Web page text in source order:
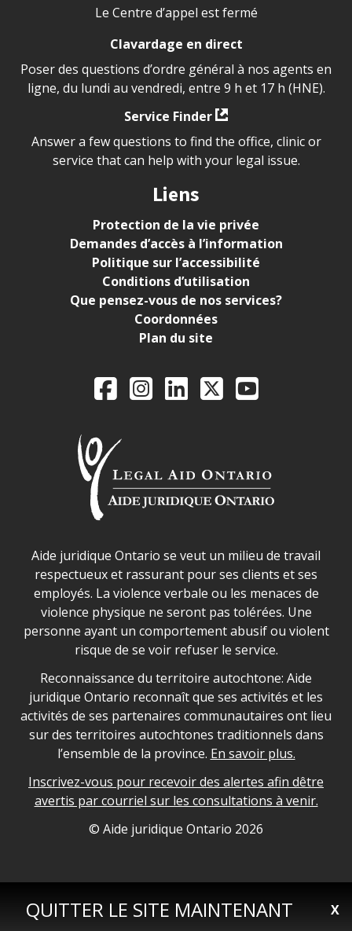
QUITTER LE SITE MAINTENANT X
Le Centre d’appel est fermé
Clavardage en direct
Poser des questions d’ordre général à nos agents en
ligne, du lundi au vendredi, entre 9 h et 17 h (HNE).
Service Finder
Answer a few questions to find the office, clinic or
service that can help with your legal issue.
Liens
Protection de la vie privée
Demandes d’accès à l’information
Politique sur l’accessibilité
Conditions d’utilisation
Que pensez-vous de nos services?
Coordonnées
Plan du site
Legal Aid Ontario
FacebookInstagram
LinkedIn
X YouTube
Déclaration sur la sécurité dans les locaux d'AJO.
Aide juridique Ontario se veut un milieu de travail
respectueux et rassurant pour ses clients et ses
employés. La violence verbale ou les menaces de
violence physique ne seront pas tolérées. Une
personne ayant un comportement abusif ou violent
risque de se voir refuser le service.
Legal Aid Ontario land acknowledgement
Reconnaissance du territoire autochtone: Aide
juridique Ontario reconnaît que ses activités et les
activités de ses partenaires communautaires ont lieu
sur des territoires autochtones traditionnels dans
l’ensemble de la province. En savoir plus.
Inscrivez-vous pour recevoir des alertes afin dêtre
avertis par courriel sur les consultations à venir.
Legal Aid Ontario copyright information
© Aide juridique Ontario 2026